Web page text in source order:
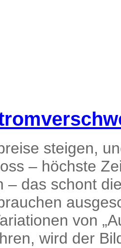
steigen,
– höchste
– das schont
von
wird der